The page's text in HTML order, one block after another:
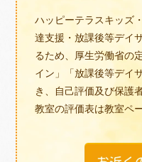
ハッピーテラスキッズ
達支援・放課後等デイ
るため、厚生労働省の
イン」「放課後等デイ
き、自己評価及び保護
教室の評価表は教室ペ